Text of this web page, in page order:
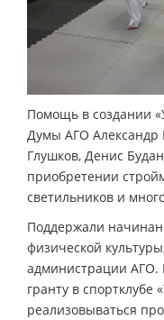
Помощь в создании
Думы АГО Александр
Глушков, Денис
приобретении
светильников и
Поддержали
физической
администрации АГО.
гранту в спортклубе
реализовываться